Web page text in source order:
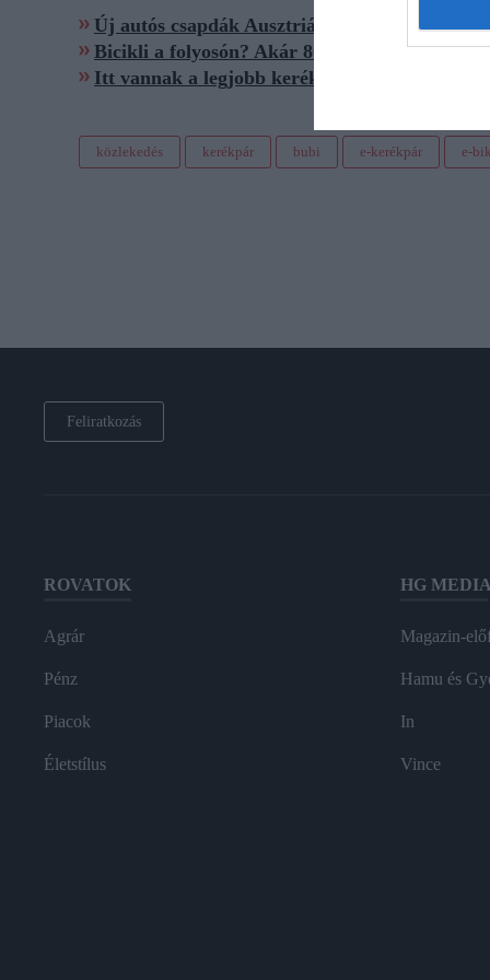
Új autós csapdák Ausztriában, a magyar
Bicikli a folyosón? Akár 800 ezer forint is
Itt vannak a legjobb kerékpárutak európai
közlekedés kerékpár bubi e-kerékpár e-
Feliratkozás
ROVATOK
Agrár
Pénz
Piacok
Életstílus
HG MEDIA
Magazin-
Hamu és
In
Vince